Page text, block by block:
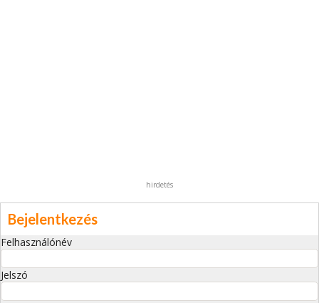
hirdetés
Bejelentkezés
Felhasználónév
Jelszó